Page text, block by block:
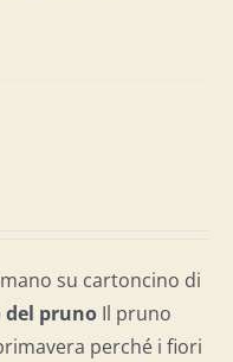
su cartoncino di
pruno Il pruno
perché i fiori